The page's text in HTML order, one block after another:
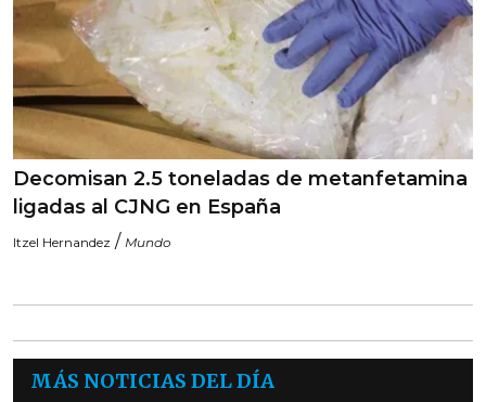
Decomisan 2.5 toneladas de metanfetamina
ligadas al CJNG en España
Itzel Hernandez / Mundo
MÁS NOTICIAS DEL DÍA